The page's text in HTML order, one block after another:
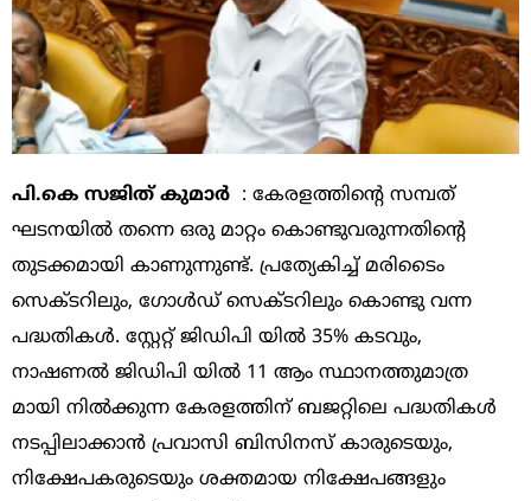
പി.കെ സജിത് കുമാര്‍ : കേരളത്തിന്റെ സമ്പത്
ഘടനയിൽ തന്നെ ഒരു മാറ്റം കൊണ്ടുവരുന്നതിന്റെ
തുടക്കമായി കാണുന്നുണ്ട്. പ്രത്യേകിച്ച് മരിടൈം
സെക്ടറിലും, ഗോൾഡ് സെക്ടറിലും കൊണ്ടു വന്ന
പദ്ധതികൾ. സ്റ്റേറ്റ് ജിഡിപി യിൽ 35% കടവും,
നാഷണൽ ജിഡിപി യിൽ 11 ആം സ്ഥാനത്തുമാത്ര
മായി നിൽക്കുന്ന കേരളത്തിന് ബജറ്റിലെ പദ്ധതികൾ
നടപ്പിലാക്കാൻ പ്രവാസി ബിസിനസ്‌ കാരുടെയും,
നിക്ഷേപകരുടെയും ശക്തമായ നിക്ഷേപങ്ങളും